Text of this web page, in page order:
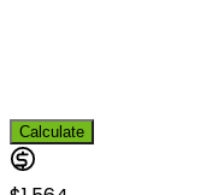
Calculate